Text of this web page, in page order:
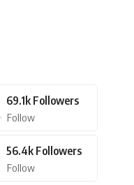
69.1k Followers
Follow
56.4k Followers
Follow